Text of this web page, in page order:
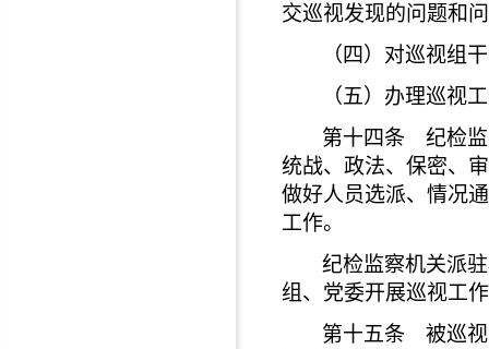
交巡视发现的问题和
（四）对巡视组
（五）办理巡视
第十四条 纪检监
统战、政法、保密、
做好人员选派、情况
工作。
纪检监察机关派
组、党委开展巡视工
第十五条 被巡视